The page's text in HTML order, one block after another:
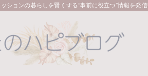
ションの暮らしを賢くする“事前に役立つ”情報を発